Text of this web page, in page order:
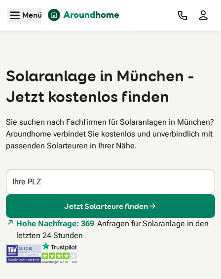
Zum Hauptinhalt
Menü
Solaranlage in München -
Jetzt kostenlos finden
Sie suchen nach Fachfirmen für Solaranlagen in München?
Aroundhome verbindet Sie kostenlos und unverbindlich mit
passenden Solarteuren in Ihrer Nähe.
Ihre PLZ
Jetzt Solarteure finden
Hohe Nachfrage: 369 Anfragen für Solaranlage in den
letzten 24 Stunden